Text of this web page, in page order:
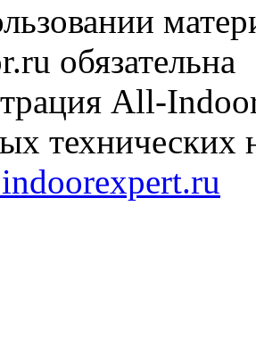
обязательна
All-
технических